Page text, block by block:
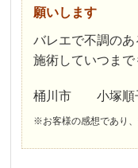
願いします
バレエで不調のあ
施術していつま
桶川市 小塚順
※お客様の感想であり、